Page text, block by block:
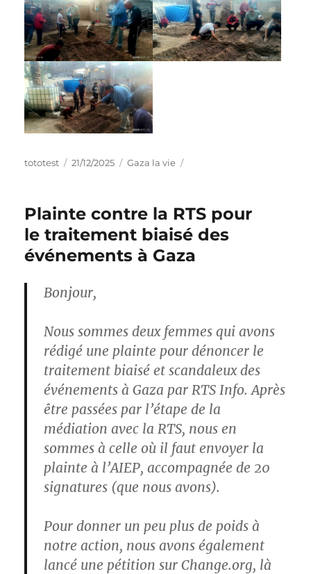
tototest 21/12/2025 Gaza la vie
Plainte contre la RTS pour
le traitement biaisé des
événements à Gaza
Bonjour,
Nous sommes deux femmes qui avons
rédigé une plainte pour dénoncer le
traitement biaisé et scandaleux des
événements à Gaza par RTS Info. Après
être passées par l’étape de la
médiation avec la RTS, nous en
sommes à celle où il faut envoyer la
plainte à l’AIEP, accompagnée de 20
signatures (que nous avons).
Pour donner un peu plus de poids à
notre action, nous avons également
lancé une pétition sur Change.org, là